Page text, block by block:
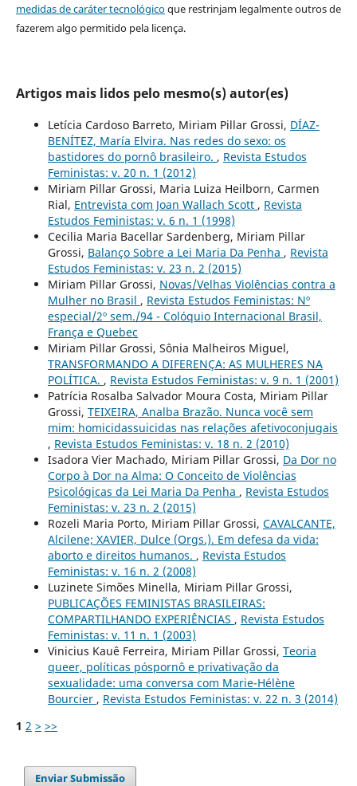
medidas de caráter tecnológicoque restrinjam legalmente outros de
fazerem algo permitido pela licença.
Artigos mais lidos pelo mesmo(s) autor(es)
Letícia Cardoso Barreto, Miriam Pillar Grossi, DÍAZ-
BENÍTEZ, María Elvira. Nas redes do sexo: os
bastidores do pornô brasileiro. , Revista Estudos
Feministas: v. 20 n. 1 (2012)
Miriam Pillar Grossi, Maria Luiza Heilborn, Carmen
Rial, Entrevista com Joan Wallach Scott , Revista
Estudos Feministas: v. 6 n. 1 (1998)
Cecilia Maria Bacellar Sardenberg, Miriam Pillar
Grossi, Balanço Sobre a Lei Maria Da Penha , Revista
Estudos Feministas: v. 23 n. 2 (2015)
Miriam Pillar Grossi, Novas/Velhas Violências contra a
Mulher no Brasil , Revista Estudos Feministas: Nº
especial/2º sem./94 - Colóquio Internacional Brasil,
França e Quebec
Miriam Pillar Grossi, Sônia Malheiros Miguel,
TRANSFORMANDO A DIFERENÇA: AS MULHERES NA
POLÍTICA. , Revista Estudos Feministas: v. 9 n. 1 (2001)
Patrícia Rosalba Salvador Moura Costa, Miriam Pillar
Grossi, TEIXEIRA, Analba Brazão. Nunca você sem
mim: homicidassuicidas nas relações afetivoconjugais
, Revista Estudos Feministas: v. 18 n. 2 (2010)
Isadora Vier Machado, Miriam Pillar Grossi, Da Dor no
Corpo à Dor na Alma: O Conceito de Violências
Psicológicas da Lei Maria Da Penha , Revista Estudos
Feministas: v. 23 n. 2 (2015)
Rozeli Maria Porto, Miriam Pillar Grossi, CAVALCANTE,
Alcilene; XAVIER, Dulce (Orgs.). Em defesa da vida:
aborto e direitos humanos. , Revista Estudos
Feministas: v. 16 n. 2 (2008)
Luzinete Simões Minella, Miriam Pillar Grossi,
PUBLICAÇÕES FEMINISTAS BRASILEIRAS:
COMPARTILHANDO EXPERIÊNCIAS , Revista Estudos
Feministas: v. 11 n. 1 (2003)
Vinicius Kauê Ferreira, Miriam Pillar Grossi, Teoria
queer, políticas póspornô e privativação da
sexualidade: uma conversa com Marie-Hélène
Bourcier , Revista Estudos Feministas: v. 22 n. 3 (2014)
1 2 > >>
Enviar Submissão